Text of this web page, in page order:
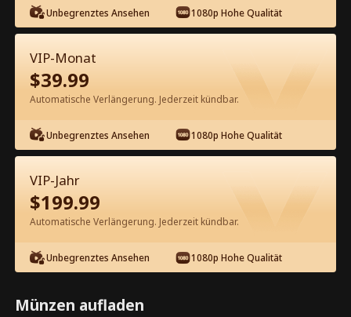
Kostenlos in der App ansehen
Episode 51 - Deine unerwünschte
Mutter ist mein Schatz Kompletter
Film
1-50 51-69
1 2 4 5
Unbegrenztes Ansehen 1080p Hohe Qualität
VIP-Monat
$39.99
Automatische Verlängerung. Jederzeit kündbar.
Unbegrenztes Ansehen 1080p Hohe Qualität
VIP-Jahr
$199.99
Automatische Verlängerung. Jederzeit kündbar.
Unbegrenztes Ansehen 1080p Hohe Qualität
Münzen aufladen